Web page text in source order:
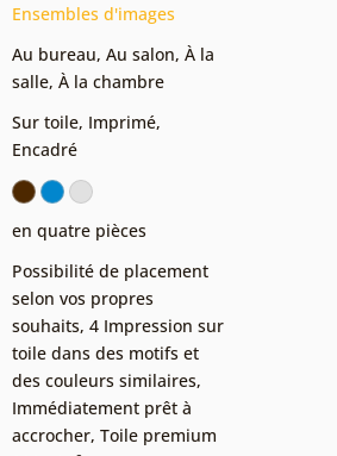
Ensembles d'images
Au bureau, Au salon, À la
salle, À la chambre
Sur toile, Imprimé,
Encadré
en quatre pièces
Possibilité de placement
selon vos propres
souhaits, 4 Impression sur
toile dans des motifs et
des couleurs similaires,
Immédiatement prêt à
accrocher, Toile premium